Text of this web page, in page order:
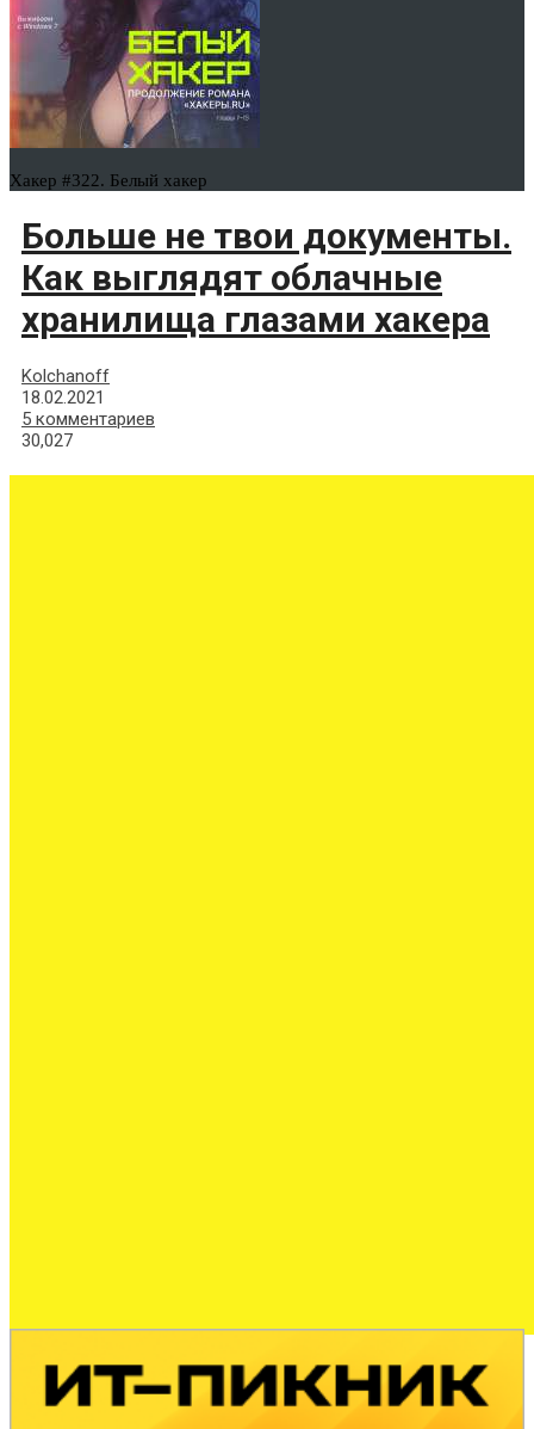
Хакер #322. Белый хакер
Больше не твои документы.
Как выглядят облачные
хранилища глазами хакера
Kolchanoff
18.02.2021
5 комментариев
30,027